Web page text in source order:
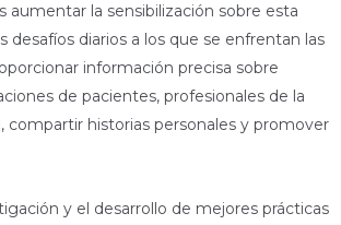
aumentar la sensibilización sobre esta
desafíos diarios a los que se enfrentan las
información precisa sobre
de pacientes, profesionales de la
compartir historias personales y promover
y el desarrollo de mejores prácticas